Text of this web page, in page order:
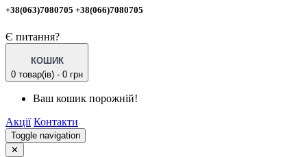
+38(063)7080705 +38(066)7080705
Є питання?
КОШИК
0 товар(ів) - 0 грн
Ваш кошик порожній!
Акції Контакти
Toggle navigation
✕